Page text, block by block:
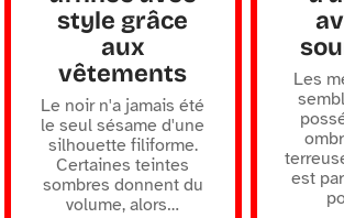
style grâce
aux
vêtements
Le noir n'a jamais été
le seul sésame d'une
silhouette filiforme.
Certaines teintes
sombres donnent du
volume, alors…
Les
est